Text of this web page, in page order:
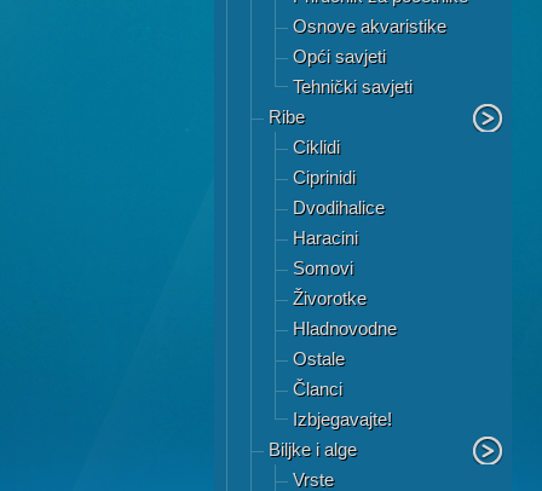
Osnove akvaristike
Opći savjeti
Tehnički savjeti
Ribe
Ciklidi
Ciprinidi
Dvodihalice
Haracini
Somovi
Živorotke
Hladnovodne
Ostale
Članci
Izbjegavajte!
Biljke i alge
Vrste